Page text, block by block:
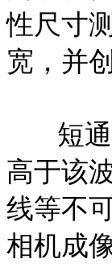
性尺寸
宽，并
短
高于该
线等不
相机成